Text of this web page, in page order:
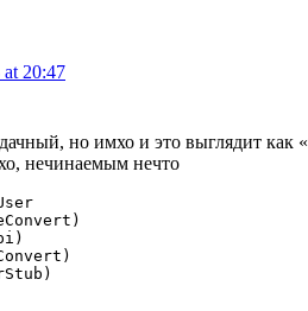
20:47
но имхо и это выглядит как
нечинаемым нечто